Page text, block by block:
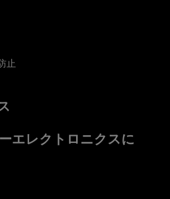
止
エレクトロニクスに